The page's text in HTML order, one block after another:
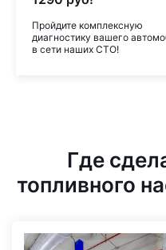
Пройдите комплексную
диагностику вашего
в сети наших СТО!
Где
топливного